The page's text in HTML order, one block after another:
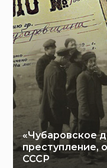
«Чубаровское
преступление,
СССР